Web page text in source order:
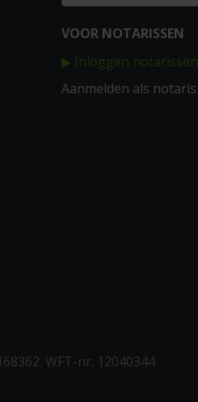
VOOR NOTARISSEN
▶ Inloggen notarissen
Aanmelden als notaris
WFT-nr. 12040344